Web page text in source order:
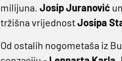
milijuna. Josip Juranović
tržišna vrijednostJosipa
Od ostalih nogometaša iz